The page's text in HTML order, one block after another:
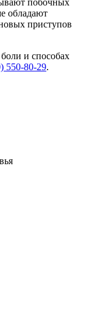
побочных
обладают
приступов
и способах
550-80-29.